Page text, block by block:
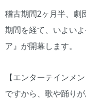
稽古期間2ヶ月半、劇
期間を経て、いよい
ア』が開幕します。
【エンターテインメ
ですから、歌や踊り